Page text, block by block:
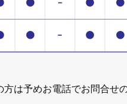
は予めお電話でお問合せ